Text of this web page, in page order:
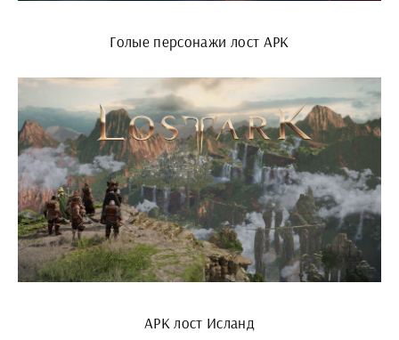
Голые персонажи лост АРК
АРК лост Исланд